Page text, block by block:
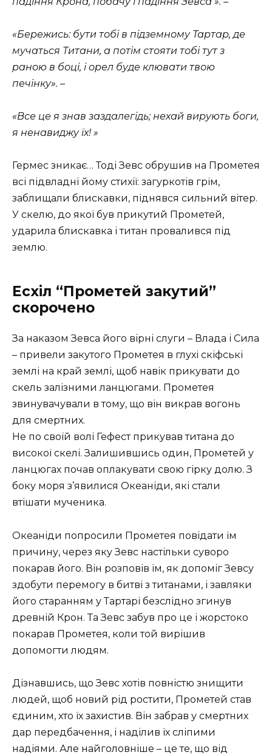
«Бережись: бути тобі в підземному Тартар, де
мучаться Титани, а потім стояти тобі тут з
раною в боці, і орел буде клювати твою
печінку». –
«Все це я знав заздалегідь; нехай вирують боги,
я ненавиджу їх! »
Гермес зникає… Тоді Зевс обрушив на Прометея
всі підвладні йому стихії: загуркотів грім,
заблищали блискавки, піднявся сильний вітер.
У скелю, до якої був прикутий Прометей,
ударила блискавка і титан провалився під
землю.
Есхіл “Прометей закутий”
скорочено
За наказом Зевса його вірні слуги – Влада і Сила
– привели закутого Прометея в глухі скіфські
землі на край землі, щоб навік прикувати до
скель залізними ланцюгами. Прометея
звинувачували в тому, що він викрав вогонь
для смертних.
Не по своїй волі Гефест прикував титана до
високої скелі. Залишившись один, Прометей у
ланцюгах почав оплакувати свою гірку долю. З
боку моря з’явилися Океаніди, які стали
втішати мученика.
Океаніди попросили Прометея повідати їм
причину, через яку Зевс настільки суворо
покарав його. Він розповів їм, як допоміг Зевсу
здобути перемогу в битві з титанами, і завляки
його старанням у Тартарі безслідно згинув
древній Крон. Та Зевс забув про це і жорстоко
покарав Прометея, коли той вирішив
допомогти людям.
Дізнавшись, що Зевс хотів повністю знищити
людей, щоб новий рід ростити, Прометей став
єдиним, хто їх захистив. Він забрав у смертних
дар передбачення, і наділив їх сліпими
надіями. Але найголовніше – це те, що від